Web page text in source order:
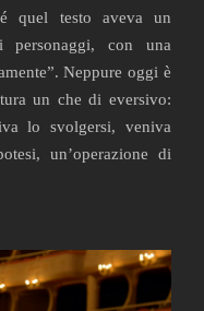
quel testo aveva un
personaggi, con una
Neppure oggi è
un che di eversivo:
lo svolgersi, veniva
un’operazione di